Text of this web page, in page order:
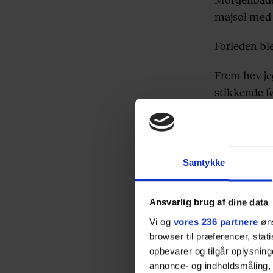
Samtykke
Ansvarlig brug af dine data
Vi og vores 236 partnere
browser til præferencer,
opbevarer og tilgår
annonce- og
majsøl
Forleden
Frem hev
stikkende
Hvem i
til Afrikas